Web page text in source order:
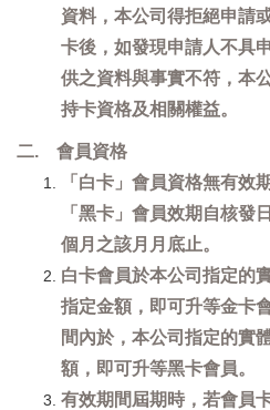
資料，本公司得拒絕申請
卡後，如發現申請人不具
供之資料與事實不符，本
持卡資格及相關權益。
二. 會員資格
「白卡」會員資格無有效
「黑卡」會員效期自核發
個月之該月月底止。
白卡會員於本公司指定的
指定金額，即可升等金卡
間內於，本公司指定的實
額，即可升等黑卡會員。
有效期間屆期時，若會員